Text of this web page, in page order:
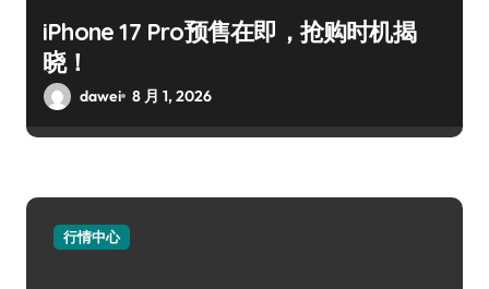
iPhone 17 Pro预售在即，抢购时机揭
晓！
dawei 8 月 1, 2026
行情中心